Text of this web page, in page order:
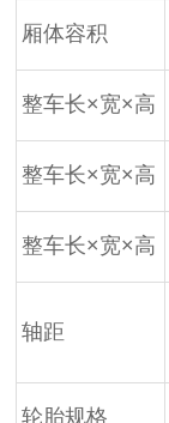
厢体容积
整车长×宽×高
整车长×宽×高
整车长×宽×高
轴距
轮胎规格